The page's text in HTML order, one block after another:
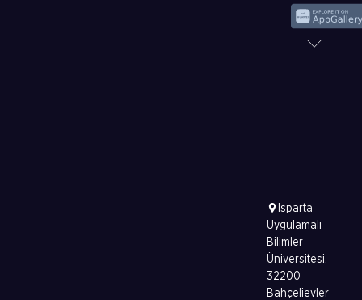
Isparta
Uygulamalı
Bilimler
Üniversitesi,
32200
Bahçelievler